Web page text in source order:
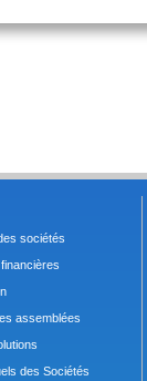
sociétés
assemblées
des Sociétés